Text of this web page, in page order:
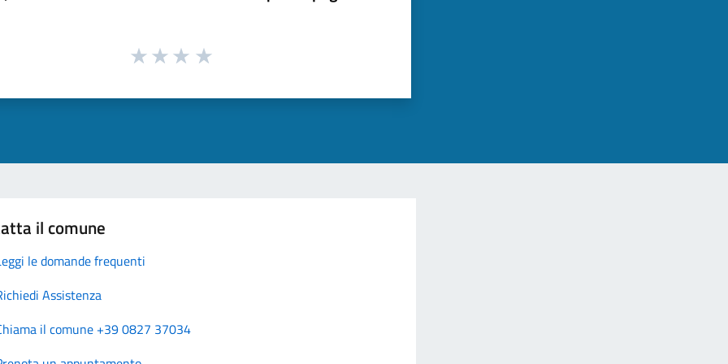
il comune
le domande frequenti
Assistenza
il comune +39 0827 37034